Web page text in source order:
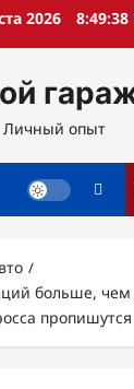
2026 8:49:39
Личный опыт
больше, чем
пропишутся